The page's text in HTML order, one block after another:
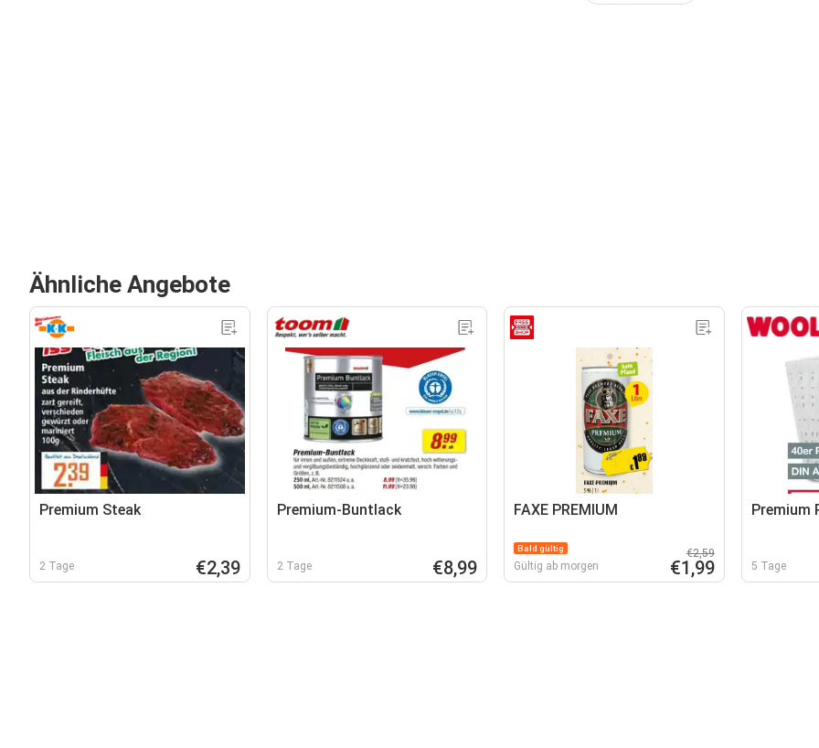
Ähnliche Angebote
Premium Steak
2 Tage €2,39
Premium-Buntlack
2 Tage €8,99
FAXE PREMIUM
Bald gültig
Gültig ab morgen
€2,59
€1,99
Premium
5 Tage